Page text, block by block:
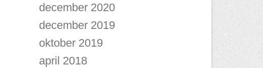
december 2020
december 2019
oktober 2019
april 2018